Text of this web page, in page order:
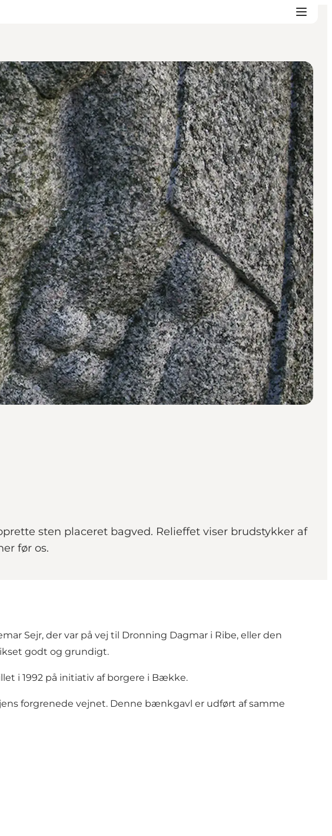
sten placeret bagved. Relieffet viser brudstykker af
før os.
Sejr, der var på vej til Dronning Dagmar i Ribe, eller den
godt og grundigt.
i 1992 på initiativ af borgere i Bække.
forgrenede vejnet. Denne bænkgavl er udført af samme